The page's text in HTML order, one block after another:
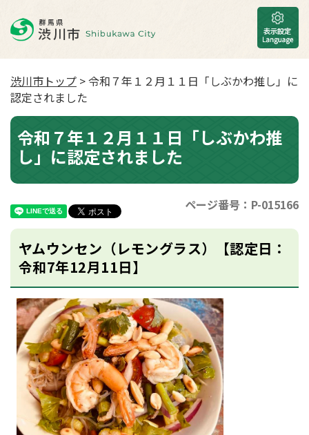
渋川市トップ > 令和７年１２月１１日「しぶかわ推し」に
認定されました
令和７年１２月１１日「しぶかわ推
し」に認定されました
ページ番号：P-015166
ヤムウンセン（レモングラス）【認定日：
令和7年12月11日】